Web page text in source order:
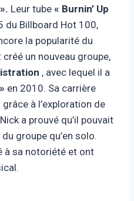
Leur tube « Burnin’ Up
du Billboard Hot 100,
la popularité du
un nouveau groupe,
, avec lequel il a
en 2010. Sa carrière
à l’exploration de
a prouvé qu’il pouvait
groupe qu’en solo.
à sa notoriété et ont